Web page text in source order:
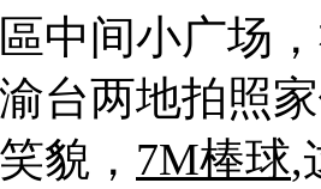
中间小广场
台两地拍照
貌， 7M棒球,